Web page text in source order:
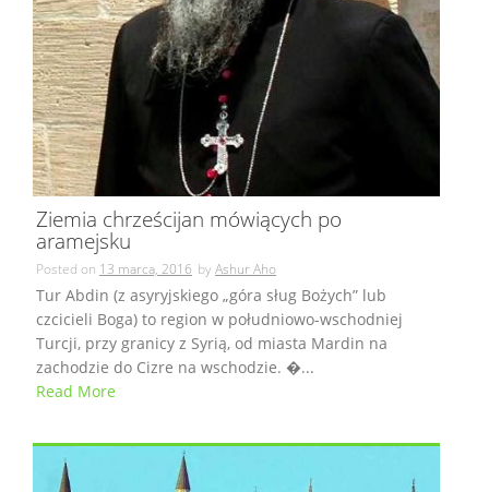
Ziemia chrześcijan mówiących po
aramejsku
Posted on 13 marca, 2016 byAshur Aho
Tur Abdin (z asyryjskiego „góra sług Bożych” lub
czcicieli Boga) to region w południowo-wschodniej
Turcji, przy granicy z Syrią, od miasta Mardin na
zachodzie do Cizre na wschodzie. �...
Read More